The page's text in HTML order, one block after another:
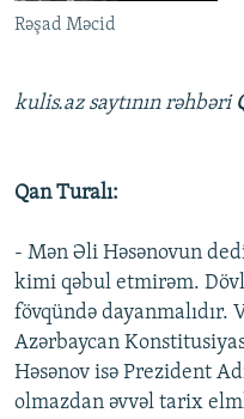
Rəşad Məcid
kulis.az saytının rəhbəri
Qan Turalı:
- Mən Əli Həsənovun
kimi qəbul etmirəm.
fövqündə dayanmalıdır.
Azərbaycan
Həsənov isə Prezident
olmazdan əvvəl tarix